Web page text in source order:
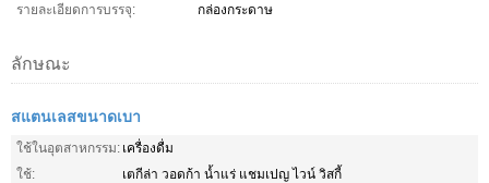
รายละเอียดการบรรจุ:
กล่องกระดาษ
ลักษณะ
สแตนเลสขนาดเบา
ใช้ในอุตสาหกรรม: เครื่องดื่ม
ใช้:
เตกีล่า วอดก้า น้ำแร่ แชมเปญ ไวน์ วิสกี้